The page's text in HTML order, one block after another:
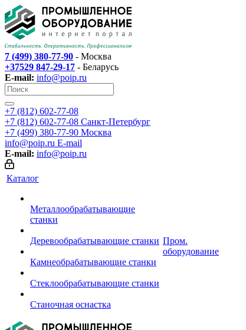
7 (499) 380-77-90 - Москва
+37529 847-29-17 - Беларусь
E-mail: info@poip.ru
+7 (812) 602-77-08
+7 (812) 602-77-08 Санкт-Петербург
+7 (499) 380-77-90 Москва
info@poip.ru E-mail
E-mail: info@poip.ru
Каталог
Металлообрабатывающие
станки
Деревообрабатывающие станки
Камнеобрабатывающие станки
Стеклообрабатывающие станки
Станочная оснастка
Пром.
оборудование